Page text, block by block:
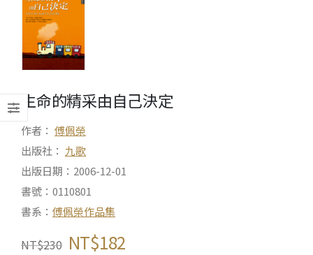
生命的精采由自己決定
作者： 傅佩榮
出版社： 九歌
出版日期：2006-12-01
書號：0110801
書系： 傅佩榮作品集
NT$230 NT$182